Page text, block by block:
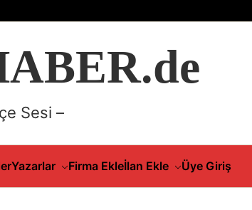
Sesi –
Yazarlar Firma Ekleİlan Ekle Üye Giriş